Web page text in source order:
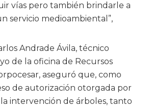
vías pero también brindarle a
servicio medioambiental”,
Andrade Ávila, técnico
de la oficina de Recursos
aseguró que, como
de autorización otorgada por
intervención de árboles, tanto